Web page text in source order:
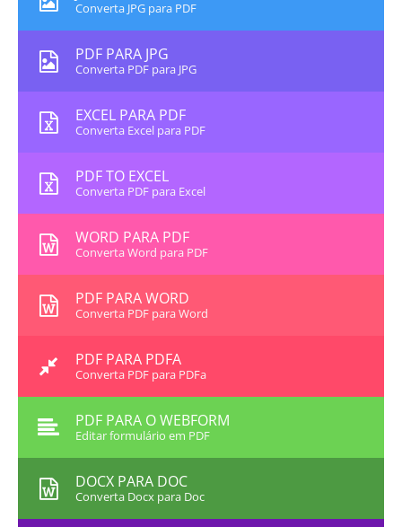
Converta JPG para PDF
PDF PARA JPG
Converta PDF para JPG
EXCEL PARA PDF
Converta Excel para PDF
PDF TO EXCEL
Converta PDF para Excel
WORD PARA PDF
Converta Word para PDF
PDF PARA WORD
Converta PDF para Word
PDF PARA PDFA
Converta PDF para PDFa
PDF PARA O WEBFORM
Editar formulário em PDF
DOCX PARA DOC
Converta Docx para Doc